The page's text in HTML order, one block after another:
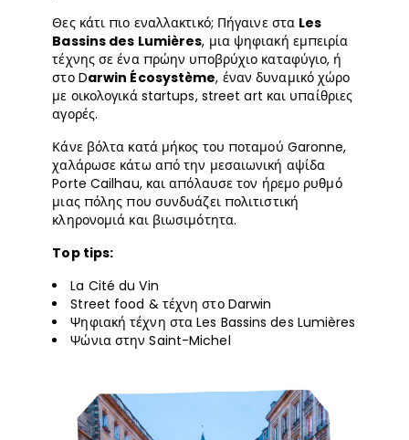
Θες κάτι πιο εναλλακτικό; Πήγαινε στα Les
Bassins des Lumières, μια ψηφιακή εμπειρία
τέχνης σε ένα πρώην υποβρύχιο καταφύγιο, ή
στο Darwin Écosystème, έναν δυναμικό χώρο
με οικολογικά startups, street art και υπαίθριες
αγορές.
Κάνε βόλτα κατά μήκος του ποταμού Garonne,
χαλάρωσε κάτω από την μεσαιωνική αψίδα
Porte Cailhau, και απόλαυσε τον ήρεμο ρυθμό
μιας πόλης που συνδυάζει πολιτιστική
κληρονομιά και βιωσιμότητα.
Top tips:
La Cité du Vin
Street food & τέχνη στο Darwin
Ψηφιακή τέχνη στα Les Bassins des Lumières
Ψώνια στην Saint-Michel